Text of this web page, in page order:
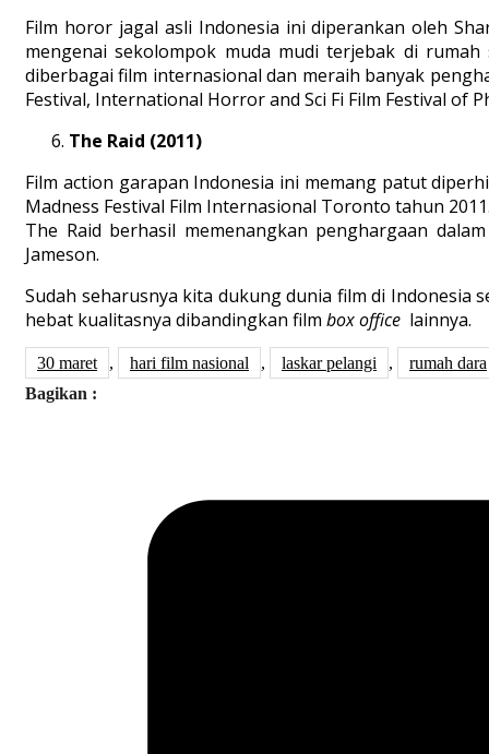
Film horor jagal asli Indonesia ini diperankan oleh
mengenai sekolompok muda mudi terjebak di
diberbagai film internasional dan meraih banyak
Festival, International Horror and Sci Fi Film Festival of
The Raid (2011)
Film action garapan Indonesia ini memang patut
Madness Festival Film Internasional Toronto tahun
The Raid berhasil memenangkan penghargaan
Jameson.
Sudah seharusnya kita dukung dunia film di Indonesia
hebat kualitasnya dibandingkan film box office lainnya.
30 maret , hari film nasional , laskar pelangi ,
rumah dara
Bagikan :